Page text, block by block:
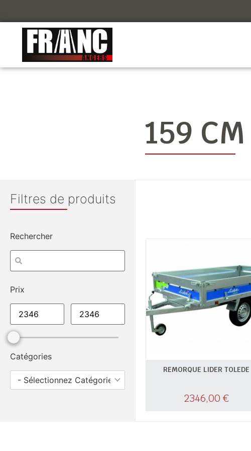
159 CM
Filtres de produits
Rechercher
Prix
Catégories
- Sélectionnez Catégories -
REMORQUE LIDER TOLEDE
2346,00 €